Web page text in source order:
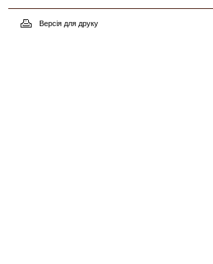
Версія для друку